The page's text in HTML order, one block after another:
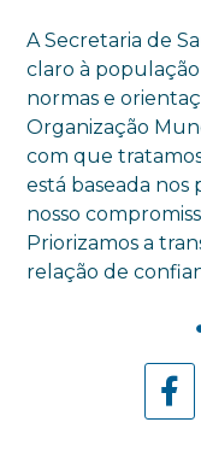
A Secretaria de
claro à
normas e
Organização
com que
está baseada
nosso
Priorizamos a
relação de